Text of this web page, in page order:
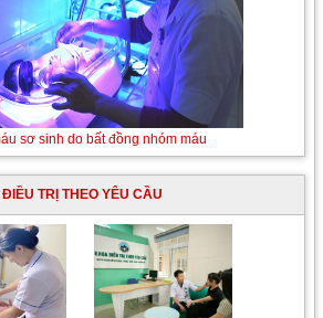
niệu quản ngược dòng Laser
TRỊ THEO YÊU CẦU